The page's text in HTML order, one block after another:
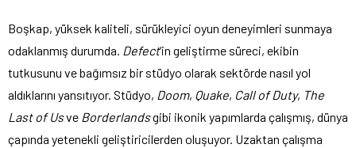
Boşkap, yüksek kaliteli, sürükleyici oyun deneyimleri sunmaya
odaklanmış durumda. Defect‘in geliştirme süreci, ekibin
tutkusunu ve bağımsız bir stüdyo olarak sektörde nasıl yol
aldıklarını yansıtıyor. Stüdyo, Doom, Quake, Call of Duty, The
Last of Usve Borderlandsgibi ikonik yapımlarda çalışmış, dünya
çapında yetenekli geliştiricilerden oluşuyor. Uzaktan çalışma